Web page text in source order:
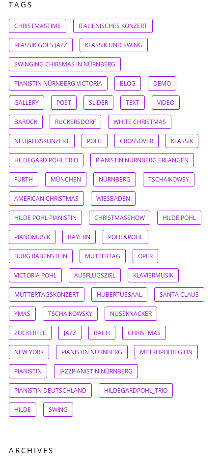
TAGS
CHRISTMASTIME ITALIENISCHES KONZERT
KLASSIK GOES JAZZ KLASSIK UND SWING
SWINGING CHIRSMAS IN NÜRNBERG
PIANISTIN NÜRNBERG VICTORIA BLOG DEMO
GALLERY POST SLIDER TEXT VIDEO
BAROCK RÜCKERSDORF WHITE CHRISTMAS
NEUJAHRSKONZERT POHL CROSSOVER KLASSIK
HILDEGARD POHL TRIO PIANISTIN NÜRNBERG ERLANGEN
FÜRTH MÜNCHEN NÜRNBERG TSCHAIKOWSY
AMERICAN CHRISTMAS WIESBADEN
HILDE POHL PIANISTIN CHRISTMASSHOW HILDE POHL
PIANOMUSIK BAYERN POHL&POHL
BURG RABENSTEIN MUTTERTAG OPER
VICTORIA POHL AUSFLUGSZIEL KLAVIERMUSIK
MUTTERTAGSKONZERT HUBERTUSSAAL SANTA CLAUS
YMAS TSCHAIKOWSKY NUSSKNACKER
ZUCKERFEE JAZZ BACH CHRISTMAS
NEW YORK PIANISTIN NÜRNBERG METROPOLREGION
PIANISTIN JAZZPIANISTIN NÜRNBERG
PIANISTIN DEUTSCHLAND HILDEGARDPOHL_TRIO
HILDE SWING
ARCHIVES